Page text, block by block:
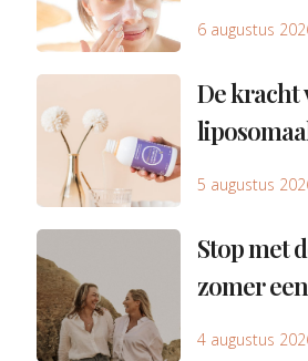
6 augustus
De kracht
5 augustus
Stop met
zomer
4 augustus